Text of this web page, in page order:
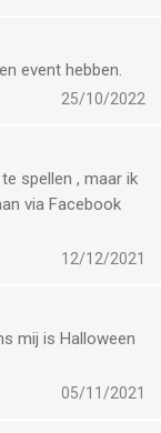
TE
ik
event hebben.
25/10/2022
spellen , maar ik
via Facebook
app
je geen toegang
staat het
.
12/12/2021
mij is Halloween
05/11/2021